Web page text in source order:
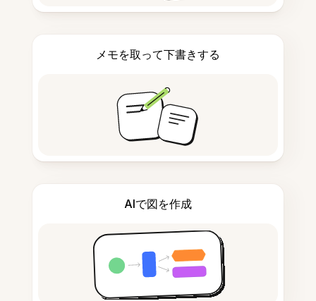
メモを取って下書きする
AIで図を作成